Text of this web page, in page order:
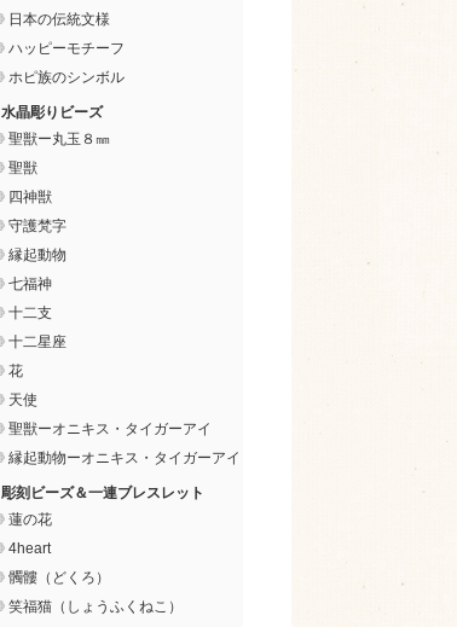
日本の伝統文様
ハッピーモチーフ
ホピ族のシンボル
水晶彫りビーズ
聖獣ー丸玉８㎜
聖獣
四神獣
守護梵字
縁起動物
七福神
十二支
十二星座
花
天使
聖獣ーオニキス・タイガーアイ
縁起動物ーオニキス・タイガーアイ
彫刻ビーズ＆一連ブレスレット
蓮の花
4heart
髑髏（どくろ）
笑福猫（しょうふくねこ）